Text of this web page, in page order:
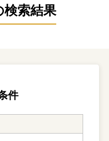
検索結果
件